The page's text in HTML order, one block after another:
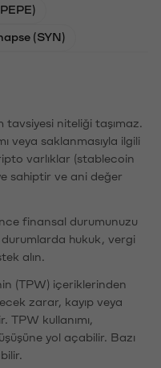
(SYN)
tavsiyesi niteliği taşımaz.
veya saklanmasıyla ilgili
varlıklar (stablecoin
sahiptir ve ani değer
finansal durumunuzu
hukuk, vergi
alın.
(TPW) içeriklerinden
zarar, kayıp veya
TPW kullanımı,
yol açabilir. Bazı